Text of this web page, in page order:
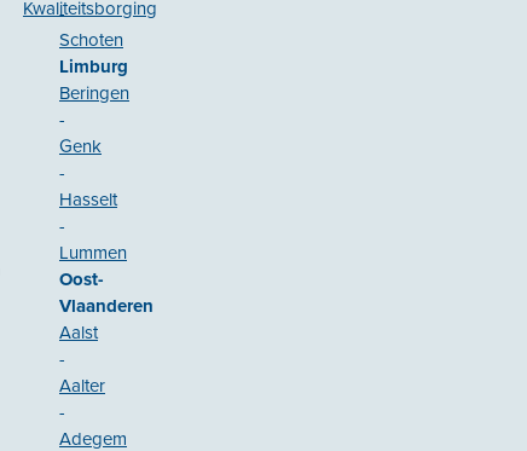
Kwaliteitsborging
-
Schoten
Limburg
Beringen
-
Genk
-
Hasselt
-
Lummen
Oost-
Vlaanderen
Aalst
-
Aalter
-
Adegem